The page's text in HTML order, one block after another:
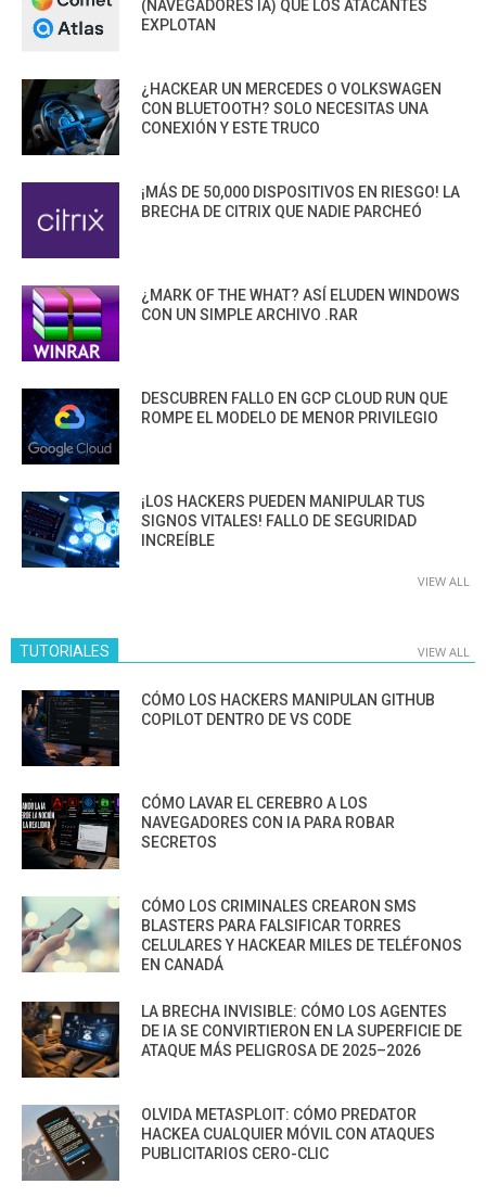
(NAVEGADORES IA) QUE LOS ATACANTES
EXPLOTAN
¿HACKEAR UN MERCEDES O VOLKSWAGEN
CON BLUETOOTH? SOLO NECESITAS UNA
CONEXIÓN Y ESTE TRUCO
¡MÁS DE 50,000 DISPOSITIVOS EN RIESGO! LA
BRECHA DE CITRIX QUE NADIE PARCHEÓ
¿MARK OF THE WHAT? ASÍ ELUDEN WINDOWS
CON UN SIMPLE ARCHIVO .RAR
DESCUBREN FALLO EN GCP CLOUD RUN QUE
ROMPE EL MODELO DE MENOR PRIVILEGIO
¡LOS HACKERS PUEDEN MANIPULAR TUS
SIGNOS VITALES! FALLO DE SEGURIDAD
INCREÍBLE
VIEW ALL
TUTORIALES VIEW ALL
CÓMO LOS HACKERS MANIPULAN GITHUB
COPILOT DENTRO DE VS CODE
CÓMO LAVAR EL CEREBRO A LOS
NAVEGADORES CON IA PARA ROBAR
SECRETOS
CÓMO LOS CRIMINALES CREARON SMS
BLASTERS PARA FALSIFICAR TORRES
CELULARES Y HACKEAR MILES DE TELÉFONOS
EN CANADÁ
LA BRECHA INVISIBLE: CÓMO LOS AGENTES
DE IA SE CONVIRTIERON EN LA SUPERFICIE DE
ATAQUE MÁS PELIGROSA DE 2025–2026
OLVIDA METASPLOIT: CÓMO PREDATOR
HACKEA CUALQUIER MÓVIL CON ATAQUES
PUBLICITARIOS CERO-CLIC